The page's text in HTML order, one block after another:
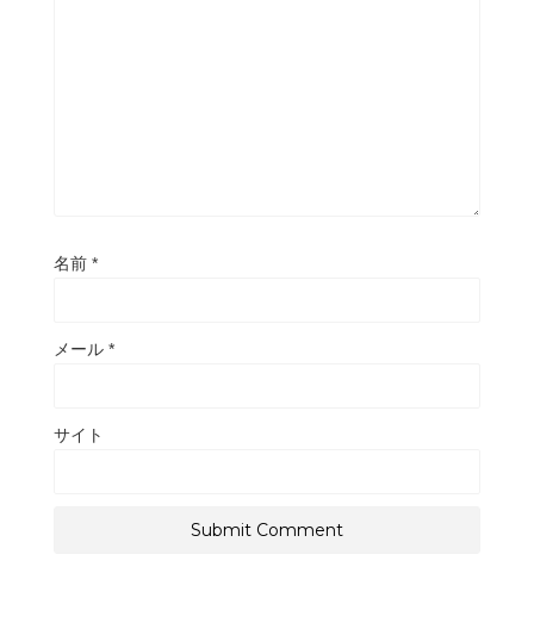
名前 *
メール *
サイト